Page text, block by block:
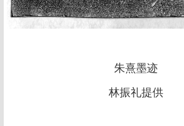
朱熹墨迹
林振礼提供